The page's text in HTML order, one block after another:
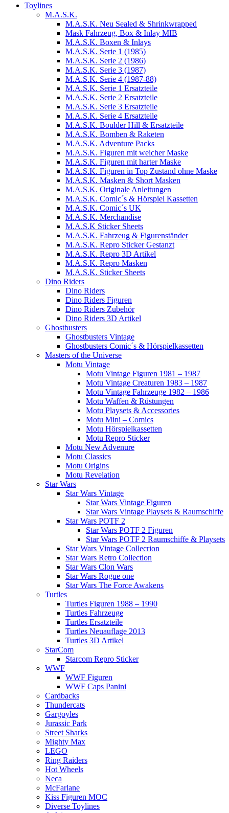
Toylines
M.A.S.K.
M.A.S.K. Neu Sealed & Shrinkwrapped
Mask Fahrzeug, Box & Inlay MIB
M.A.S.K. Boxen & Inlays
M.A.S.K. Serie 1 (1985)
M.A.S.K. Serie 2 (1986)
M.A.S.K. Serie 3 (1987)
M.A.S.K. Serie 4 (1987-88)
M.A.S.K. Serie 1 Ersatzteile
M.A.S.K. Serie 2 Ersatzteile
M.A.S.K. Serie 3 Ersatzteile
M.A.S.K. Serie 4 Ersatzteile
M.A.S.K. Boulder Hill & Ersatzteile
M.A.S.K. Bomben & Raketen
M.A.S.K. Adventure Packs
M.A.S.K. Figuren mit weicher Maske
M.A.S.K. Figuren mit harter Maske
M.A.S.K. Figuren in Top Zustand ohne Maske
M.A.S.K. Masken & Short Masken
M.A.S.K. Originale Anleitungen
M.A.S.K. Comic´s & Hörspiel Kassetten
M.A.S.K. Comic´s UK
M.A.S.K. Merchandise
M.A.S.K Sticker Sheets
M.A.S.K. Fahrzeug & Figurenständer
M.A.S.K. Repro Sticker Gestanzt
M.A.S.K. Repro 3D Artikel
M.A.S.K. Repro Masken
M.A.S.K. Sticker Sheets
Dino Riders
Dino Riders
Dino Riders Figuren
Dino Riders Zubehör
Dino Riders 3D Artikel
Ghostbusters
Ghostbusters Vintage
Ghostbusters Comic´s & Hörspielkassetten
Masters of the Universe
Motu Vintage
Motu Vintage Figuren 1981 – 1987
Motu Vintage Creaturen 1983 – 1987
Motu Vintage Fahrzeuge 1982 – 1986
Motu Waffen & Rüstungen
Motu Playsets & Accessories
Motu Mini – Comics
Motu Hörspielkassetten
Motu Repro Sticker
Motu New Advenure
Motu Classics
Motu Origins
Motu Revelation
Star Wars
Star Wars Vintage
Star Wars Vintage Figuren
Star Wars Vintage Playsets & Raumschiffe
Star Wars POTF 2
Star Wars POTF 2 Figuren
Star Wars POTF 2 Raumschiffe & Playsets
Star Wars Vintage Collecrion
Star Wars Retro Collection
Star Wars Clon Wars
Star Wars Rogue one
Star Wars The Force Awakens
Turtles
Turtles Figuren 1988 – 1990
Turtles Fahrzeuge
Turtles Ersatzteile
Turtles Neuauflage 2013
Turtles 3D Artikel
StarCom
Starcom Repro Sticker
WWF
WWF Figuren
WWF Caps Panini
Cardbacks
Thundercats
Gargoyles
Jurassic Park
Street Sharks
Mighty Max
LEGO
Ring Raiders
Hot Wheels
Neca
McFarlane
Kiss Figuren MOC
Diverse Toylines